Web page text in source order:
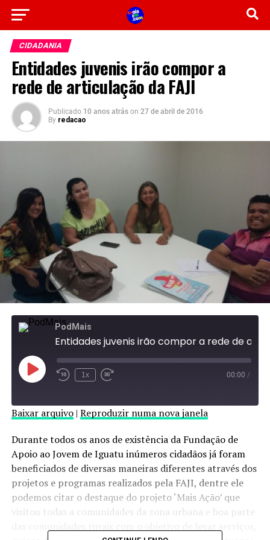
CIDADANIA
Entidades juvenis irão compor a
rede de articulação da FAJI
Publicado 10 anos atrás on 27 de abril de 2016
By redacao
PodMais
Reproduzir
episódio
1x 00:00 /
Baixar arquivo| Reproduzir numa nova janela
Durante todos os anos de existência da Fundação de
Apoio ao Jovem de Iguatu inúmeros cidadãos já foram
beneficiados de diversas maneiras diferentes através dos
projetos e programas realizados pela FAJI, dentre ele
podemos citar o destaque do projeto ‘Mais Ação’ que
visitou todas a comunidades da zona urbana e boa parte